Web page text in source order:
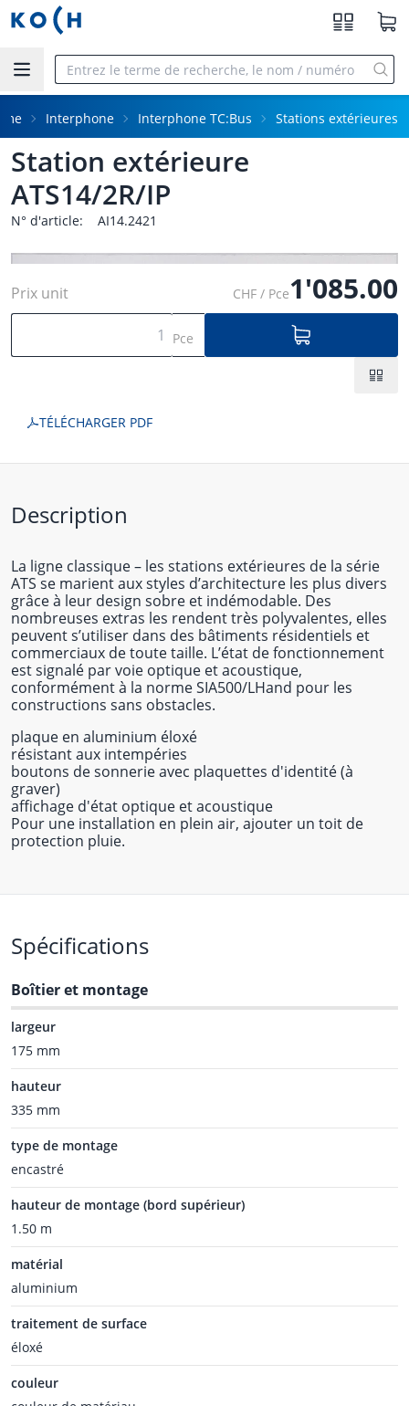
Aller au contenu principal
Interphone Interphone TC:Bus Stations extérieures
Station extérieure
ATS14/2R/IP
N° d'article: AI14.2421
Prix unit CHF / Pce1'085.00
Pce
TÉLÉCHARGER PDF
Description
La ligne classique – les stations extérieures de la série
ATS se marient aux styles d’architecture les plus divers
grâce à leur design sobre et indémodable. Des
nombreuses extras les rendent très polyvalentes, elles
peuvent s’utiliser dans des bâtiments résidentiels et
commerciaux de toute taille. L’état de fonctionnement
est signalé par voie optique et acoustique,
conformément à la norme SIA500/LHand pour les
constructions sans obstacles.
plaque en aluminium éloxé
résistant aux intempéries
boutons de sonnerie avec plaquettes d'identité (à
graver)
affichage d'état optique et acoustique
Pour une installation en plein air, ajouter un toit de
protection pluie.
Spécifications
Boîtier et montage
largeur
175 mm
hauteur
335 mm
type de montage
encastré
hauteur de montage (bord supérieur)
1.50 m
matérial
aluminium
traitement de surface
éloxé
couleur